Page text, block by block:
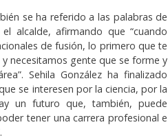
se ha referido a las palabras de
alcalde, afirmando que “cuando
de fusión, lo primero que te
necesitamos gente que se forme y
Sehila González ha finalizado
se interesen por la ciencia, por la
un futuro que, también, puede
tener una carrera profesional e